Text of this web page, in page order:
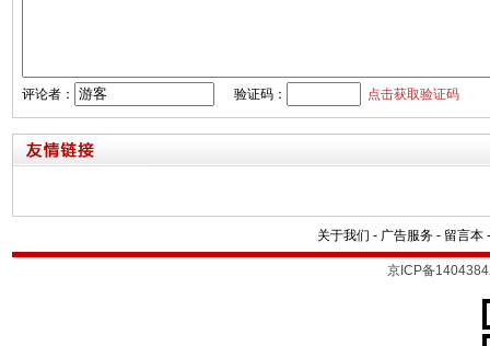
评论者： 验证码： 点击获取验证码
关于我们 - 广告服务 - 留言本
京ICP备